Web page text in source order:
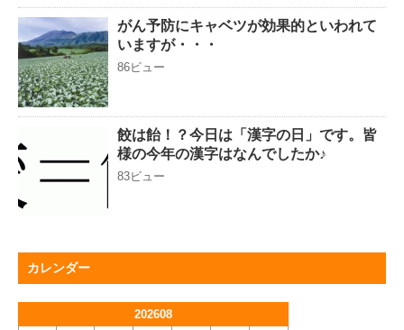
がん予防にキャベツが効果的といわれて
いますが・・・
86ビュー
餃は飴！？今日は「漢字の日」です。皆
様の今年の漢字はなんでしたか♪
83ビュー
カレンダー
202608